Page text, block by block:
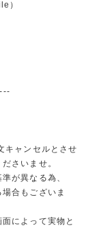
）
キャンセルとさせ
さいませ。
が異なる為、
合もございま
によって実物と